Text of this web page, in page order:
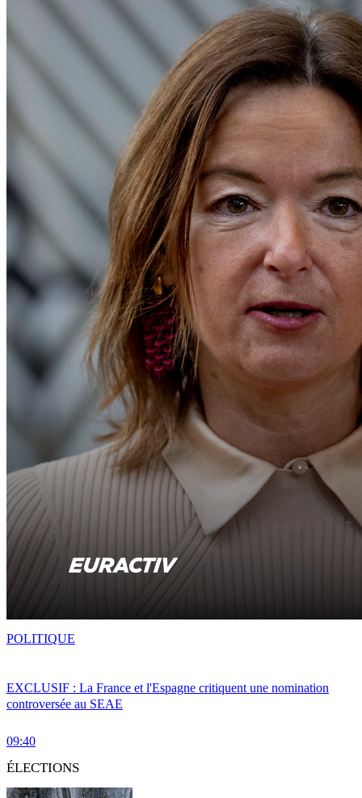
EXCLUSIF : La France et l'Espagne critiquent une nomination
controversée au SEAE
09:40
POLITIQUE
ÉLECTIONS